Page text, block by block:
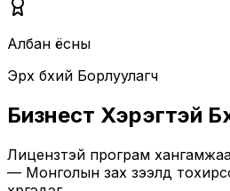
Албан ёсны
Эрх бүхий Борлуулагч
Бизнест Хэрэгтэй
Лицензтэй програм
— Монголын зах зээлд